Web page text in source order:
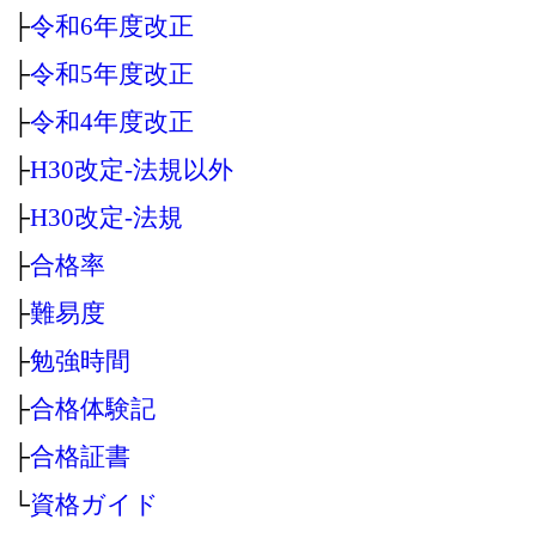
├令和6年度改正
├令和5年度改正
├令和4年度改正
├H30改定‐法規以外
├H30改定‐法規
├合格率
├難易度
├勉強時間
├合格体験記
├合格証書
└資格ガイド